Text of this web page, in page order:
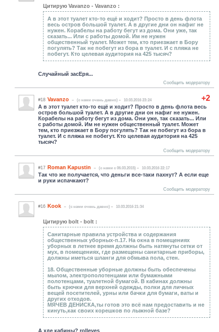
Цитирую Vavanzo - Vavanzo :
А в этот туалет кто-то ещё и ходит? Просто в день флота
весь остров большой туалет. А в другие дни он нафиг не
нужен. Корабелы на работу бегут из дома. Они уже, так
сказать... Или с работы домой. Им не нужен
общественный туалет. Может тем, кто приезжает в Бору
погулять? Так не побегут из бора в туалет. И с пляжа не
побегут. Кто целевая аудитория на 425 тысяч?
Случайный засЕря...
Сообщить модератору
+2
#18 Vavanzo (c нами очень давно) 10.03.2016 23:24
А в этот туалет кто-то ещё и ходит? Просто в день флота весь
остров большой туалет. А в другие дни он нафиг не нужен.
Корабелы на работу бегут из дома. Они уже, так сказать... Или
с работы домой. Им не нужен общественный туалет. Может
тем, кто приезжает в Бору погулять? Так не побегут из бора в
туалет. И с пляжа не побегут. Кто целевая аудитория на 425
тысяч?
Сообщить модератору
#17 Roman Kapustin (c нами с 06.03.2015) 10.03.2016 22:17
Так что же получается, что деньги все-таки пахнут? А если еще
и руки испачкают?
Сообщить модератору
#16 Kook (c нами очень давно) 10.03.2016 21:34
Цитирую bolt - bolt :
Санитарные правила устройства и содержания
общественных уборных-п.17. На окна в помещениях
уборных в летнее время должны быть натянуты сетки от
мух, в помещениях, где размещены санитарные приборы,
должны иметься шланги для обмыва пола, стен.
18. Общественные уборные должны быть обеспечены
мылом, электрополотенцами или бумажными
полотенцами, туалетной бумагой. В кабинах должны
быть крючки для верхней одежды, полки для личных
вещей посетителей, урны или бачки для бумаги, ваты и
других отходов.
МЯЧЕВ ДЕНИСКА,ты готов это всё нам предоставить и не
кинуть,как своих корешков по лыжной базе?
А хде кабины? rolleyes